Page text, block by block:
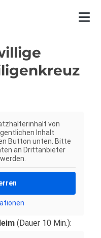
von
Inhalt
Button unten. Bitte
an Drittanbieter
(Dauer 10 Min.):